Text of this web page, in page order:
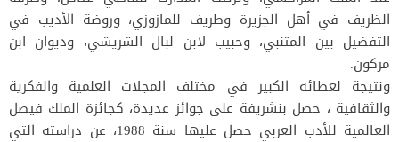
الظريف في أهل الجزيرة وطريف للمازوزي، وروضة الأديب في
التفضيل بين المتنبي، وحبيب لابن لبال الشريشي، وديوان ابن
مركون.
ونتيجة لعطائه الكبير في مختلف المجلات العلمية والفكرية
والثقافية ، حصل بنشريفة على جوائز عديدة، كجائزة الملك فيصل
العالمية للأدب العربي حصل عليها سنة 1988، عن دراسته التي